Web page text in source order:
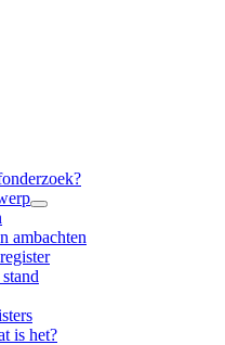
ambachten
is het?